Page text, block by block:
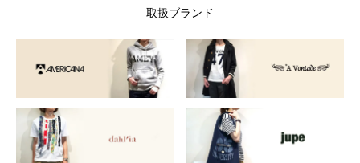
取扱ブランド